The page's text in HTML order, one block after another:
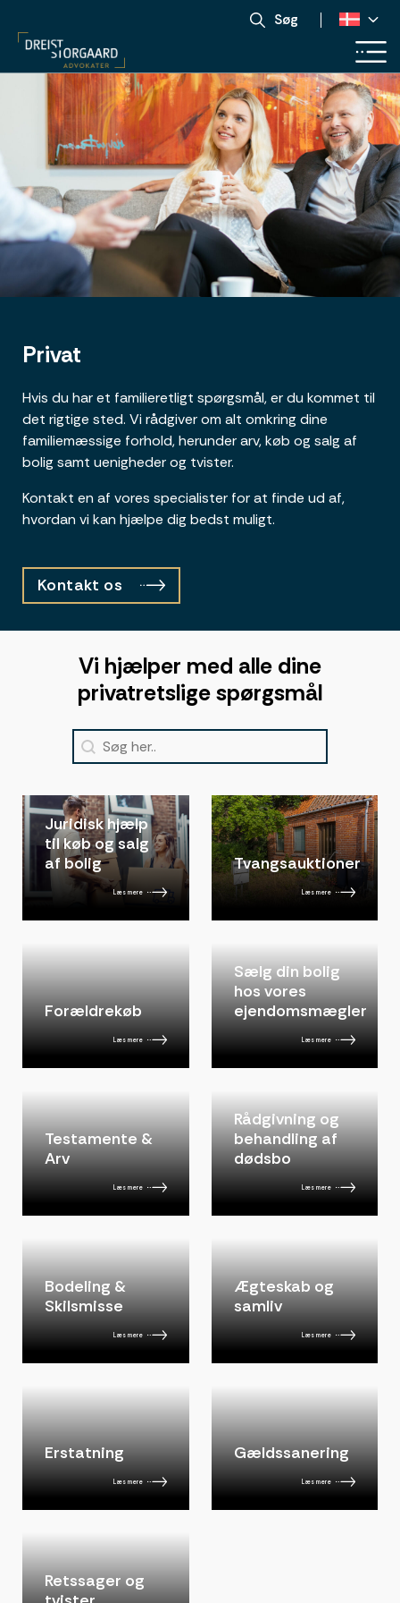
Søg
Privat
Hvis du har et familieretligt spørgsmål, er du kommet til
det rigtige sted. Vi rådgiver om alt omkring dine
familiemæssige forhold, herunder arv, køb og salg af
bolig samt uenigheder og tvister.
Kontakt en af vores specialister for at finde ud af,
hvordan vi kan hjælpe dig bedst muligt.
Kontakt os
Vi hjælper med alle dine
privatretslige spørgsmål
Search
Juridisk hjælp
til køb og salg
af bolig
Læs mere
Tvangsauktioner
Læs mere
Forældrekøb
Læs mere
Sælg din bolig
hos vores
ejendomsmægler
Læs mere
Testamente &
Arv
Læs mere
Rådgivning og
behandling af
dødsbo
Læs mere
Bodeling &
Skilsmisse
Læs mere
Ægteskab og
samliv
Læs mere
Erstatning
Læs mere
Gældssanering
Læs mere
Retssager og